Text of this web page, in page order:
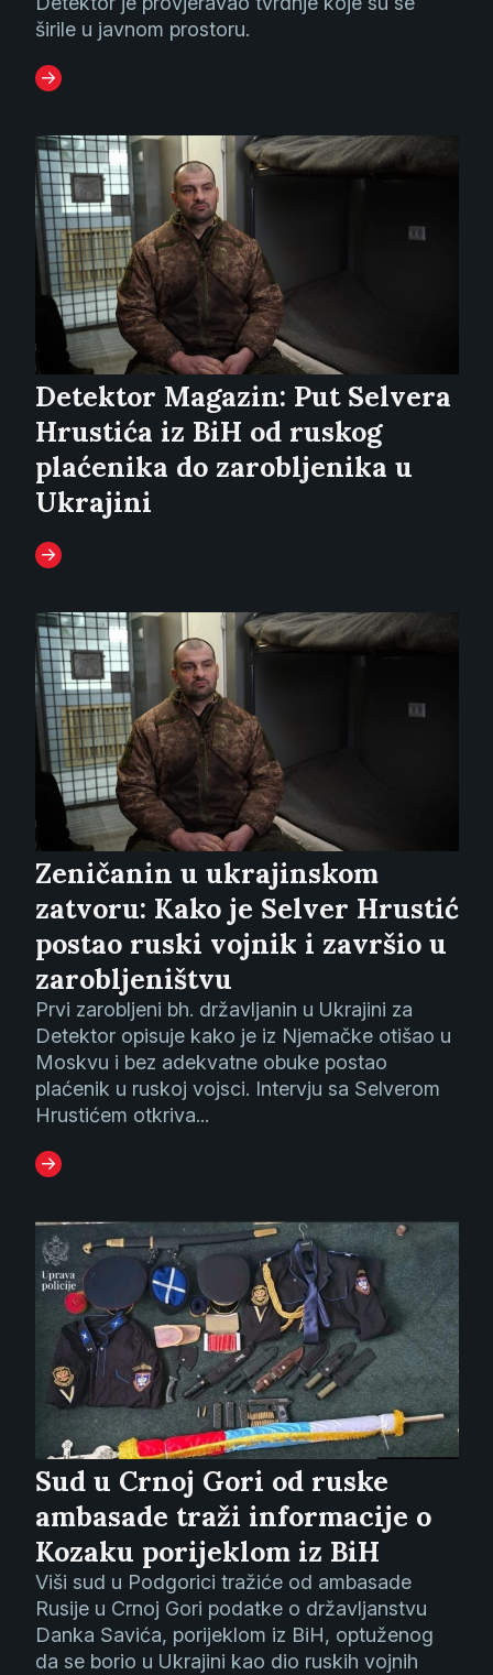
širile u javnom prostoru.
Detektor Magazin: Put Selvera
Hrustića iz BiH od ruskog
plaćenika do zarobljenika u
Ukrajini
Zeničanin u ukrajinskom
zatvoru: Kako je Selver Hrustić
postao ruski vojnik i završio u
zarobljeništvu
Prvi zarobljeni bh. državljanin u Ukrajini za
Detektor opisuje kako je iz Njemačke otišao u
Moskvu i bez adekvatne obuke postao
plaćenik u ruskoj vojsci. Intervju sa Selverom
Hrustićem otkriva...
Sud u Crnoj Gori od ruske
ambasade traži informacije o
Kozaku porijeklom iz BiH
Viši sud u Podgorici tražiće od ambasade
Rusije u Crnoj Gori podatke o državljanstvu
Danka Savića, porijeklom iz BiH, optuženog
da se borio u Ukrajini kao dio ruskih vojnih